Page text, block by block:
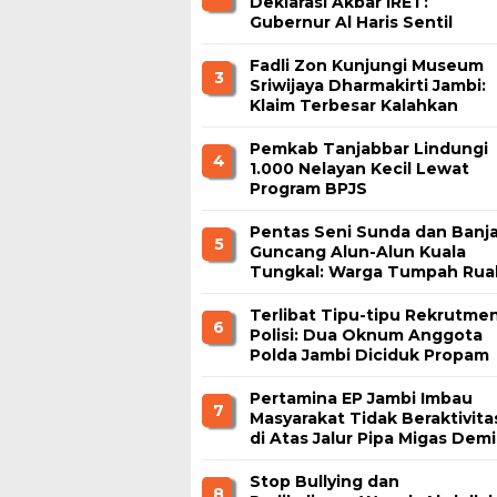
Gubernur Al Haris Sentil
Radikalisme
3
Fadli Zon Kunjungi Museum
Sriwijaya Dharmakirti Jambi:
Klaim Terbesar Kalahkan
4
Pemkab Tanjabbar Lindungi
1.000 Nelayan Kecil Lewat
Program BPJS
5
Pentas Seni Sunda dan
Guncang Alun-Alun Kuala
Tungkal: Warga Tumpah
6
Terlibat Tipu-tipu
Polisi: Dua Oknum Anggota
Polda Jambi Diciduk Propam
7
Pertamina EP Jambi Imbau
Masyarakat Tidak
di Atas Jalur Pipa Migas Demi
Stop Bullying dan